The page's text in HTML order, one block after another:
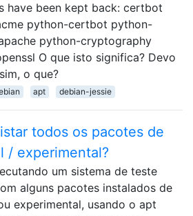
have been kept back: certbot
python-certbot python-
python-cryptography
O que isto significa? Devo
o que?
apt debian-jessie
todos os pacotes de
/ experimental?
um sistema de teste
alguns pacotes instalados de
experimental, usando o apt